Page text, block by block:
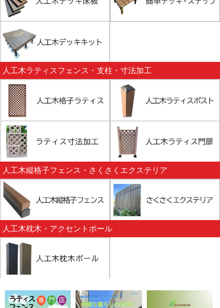
人工木ラティスフェンス・支柱・寸法加工
人工木縦格子フェンス・さくさくエクステリア
人工木枕木・アクセントポール